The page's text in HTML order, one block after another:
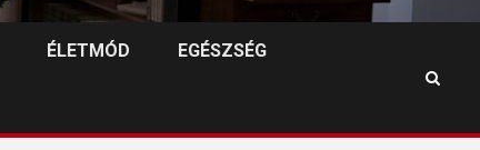
ÉLETMÓD EGÉSZSÉG